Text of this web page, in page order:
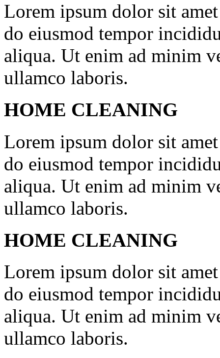
Lorem ipsum dolor sit
do eiusmod tempor
aliqua. Ut enim ad minim
ullamco laboris.
HOME CLEANING
Lorem ipsum dolor sit
do eiusmod tempor
aliqua. Ut enim ad minim
ullamco laboris.
HOME CLEANING
Lorem ipsum dolor sit
do eiusmod tempor
aliqua. Ut enim ad minim
ullamco laboris.